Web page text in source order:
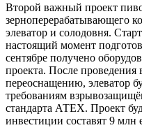
Второй важный проект
зерноперерабатывающего
элеватор и солодовня.
настоящий момент
сентябре получено
проекта. После
переоснащению, элеватор
требованиям
стандарта АТЕХ. Проект
инвестиции составят 9 млн